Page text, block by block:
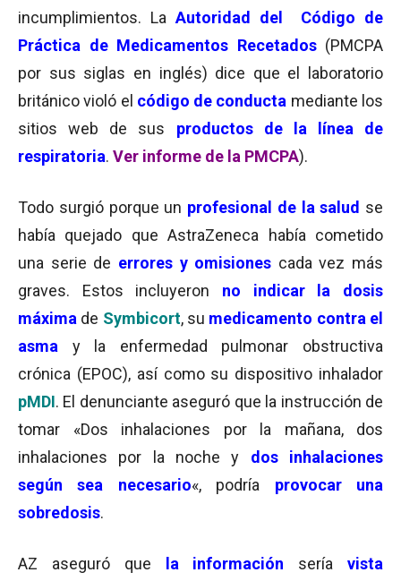
incumplimientos. La Autoridad del
Código de
Práctica de Medicamentos Recetados(PMCPA
por sus siglas en inglés) dice que el laboratorio
británico violó el código de conducta mediante los
sitios web de sus productos de la línea de
respiratoria. Ver informe de la PMCPA).
Todo surgió porque un profesional de la salud se
había quejado que AstraZeneca había cometido
una serie de errores y omisiones cada vez más
graves. Estos incluyeron no indicar la dosis
máxima de Symbicort, su medicamento contra el
asma y la enfermedad pulmonar obstructiva
crónica (EPOC), así como su dispositivo inhalador
pMDI. El denunciante aseguró que la instrucción de
tomar «Dos inhalaciones por la mañana, dos
inhalaciones por la noche y dos inhalaciones
según sea necesario«, podría provocar una
sobredosis.
AZ aseguró que la información seríavista